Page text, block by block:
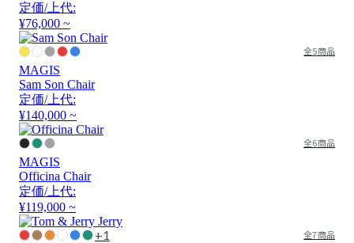
定価/上代:
¥76,000 ~
全5商品
MAGIS
Sam Son Chair
定価/上代:
¥140,000 ~
全6商品
MAGIS
Officina Chair
定価/上代:
¥119,000 ~
+1 全7商品